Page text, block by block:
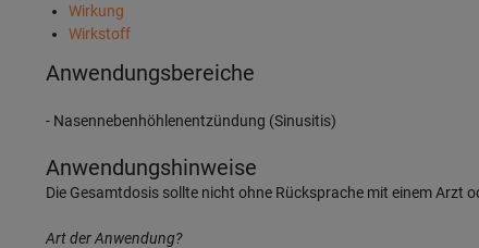
Wirkung
Wirkstoff
Anwendungsbereiche
- Nasennebenhöhlenentzündung (Sinusitis)
Anwendungshinweise
Die Gesamtdosis sollte nicht ohne Rücksprache mit einem Arzt
Art der Anwendung?